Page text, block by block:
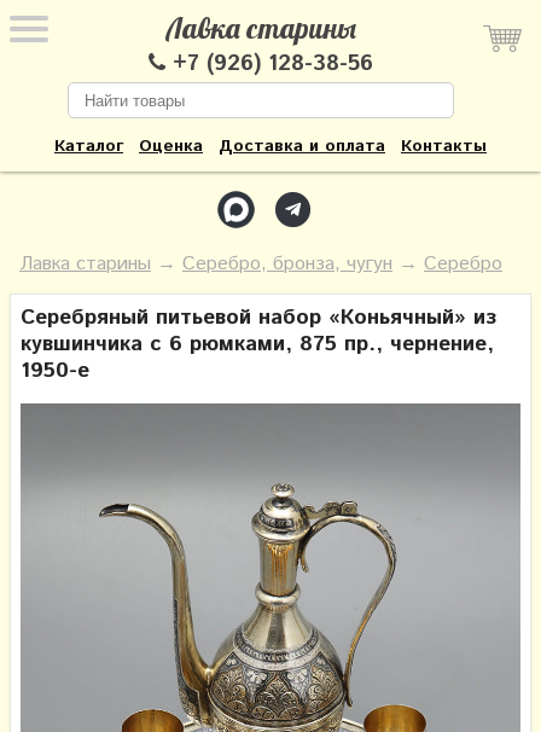
Лавка старины
+7 (926) 128-38-56
Каталог Оценка Доставка и оплата Контакты
Лавка старины → Серебро, бронза, чугун → Серебро
Серебряный питьевой набор «Коньячный» из
кувшинчика с 6 рюмками, 875 пр., чернение,
1950-е